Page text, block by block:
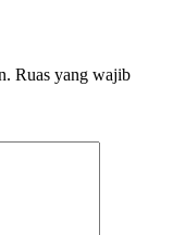
Ruas yang wajib